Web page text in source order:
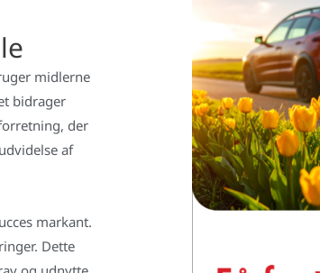
midlerne
bidrager
der
af
markant.
Dette